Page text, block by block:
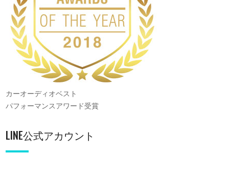
カーオーディオベスト
パフォーマンスアワード受賞
LINE公式アカウント